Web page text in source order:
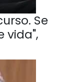
Se
vida",